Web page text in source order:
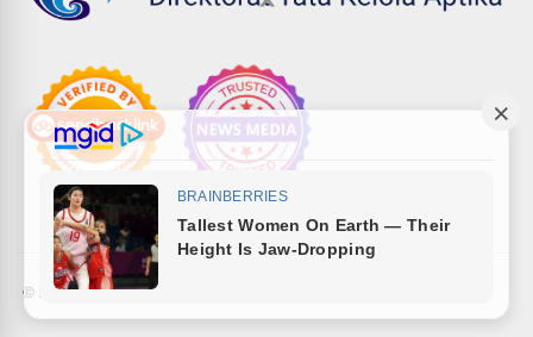
© 2026 Pewarta Network